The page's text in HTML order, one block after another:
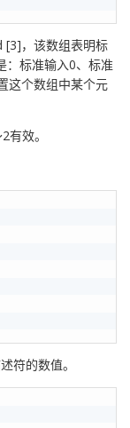
[3]，该数组表明标
：标准输入0、标准
这个数组中某个元
效。
符的数值。